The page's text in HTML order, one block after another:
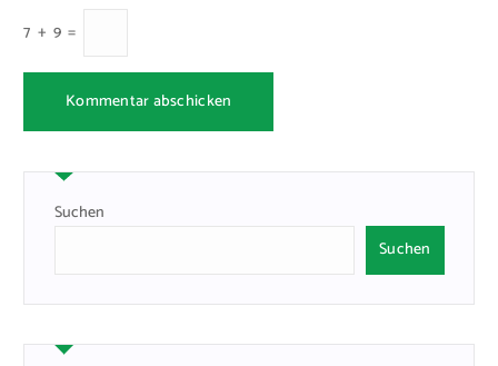
7 + 9 =
Suchen
Suchen